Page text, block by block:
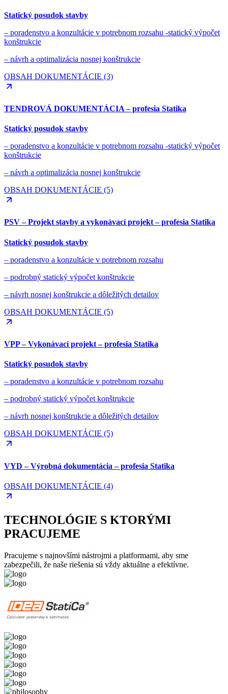
Statický posudok stavby
– poradenstvo a konzultácie v potrebnom rozsahu -statický výpočet
konštrukcie
– návrh a optimalizácia nosnej konštrukcie
OBSAH DOKUMENTÁCIE (3)
TENDROVÁ DOKUMENTÁCIA – profesia Statika
Statický posudok stavby
– poradenstvo a konzultácie v potrebnom rozsahu -statický výpočet
konštrukcie
– návrh a optimalizácia nosnej konštrukcie
OBSAH DOKUMENTÁCIE (5)
PSV – Projekt stavby a vykonávací projekt – profesia Statika
Statický posudok stavby
– poradenstvo a konzultácie v potrebnom rozsahu
– podrobný statický výpočet konštrukcie
– návrh nosnej konštrukcie a dôležitých detailov
OBSAH DOKUMENTÁCIE (5)
VPP – Vykonávací projekt – profesia Statika
Statický posudok stavby
– poradenstvo a konzultácie v potrebnom rozsahu
– podrobný statický výpočet konštrukcie
– návrh nosnej konštrukcie a dôležitých detailov
OBSAH DOKUMENTÁCIE (5)
VYD – Výrobná dokumentácia – profesia Statika
OBSAH DOKUMENTÁCIE (4)
TECHNOLÓGIE S KTORÝMI
PRACUJEME
Pracujeme s najnovšími nástrojmi a platformami, aby sme
zabezpečili, že naše riešenia sú vždy aktuálne a efektívne.